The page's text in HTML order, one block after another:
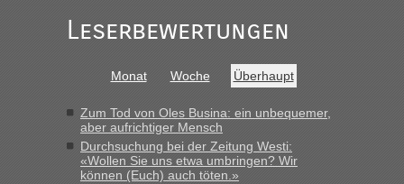
Grenzübergang zwischen Polen und der Ukraine geht es am
„Bin am Montag 15.6.26 um 8 Uhr in Urgyniw ausgereist,
das erste Mal an einem Montagmorgen ca. 15 Fahrzeuge
vor mir, bin sonst der Erste oder Zweite, egal, nach ca 20
Minuten wurde dann die nächste Welle...“
Leserbewertungen
Monat Woche Überhaupt
Zum Tod von Oles Busina: ein unbequemer,
aber aufrichtiger Mensch
Durchsuchung bei der Zeitung Westi:
«Wollen Sie uns etwa umbringen? Wir
können (Euch) auch töten.»